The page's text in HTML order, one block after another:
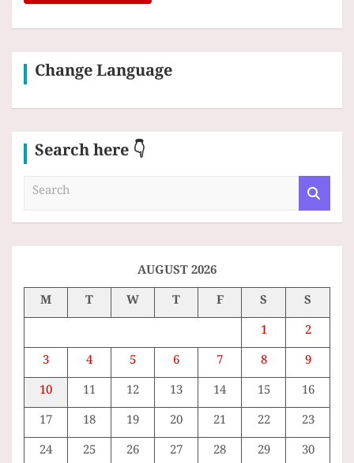
Change Language
Search here 👇
AUGUST 2026
M
T W T F S
S
1
2
3
4 5 6 7 8
9
10
11 12 13 14 15
16
17
18 19 20 21 22
23
24
25 26 27 28 29
30